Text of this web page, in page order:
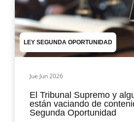
LEY SEGUNDA OPORTUNIDAD
Jue Jun 2026
El Tribunal Supremo y
están vaciando de
Segunda Oportunidad